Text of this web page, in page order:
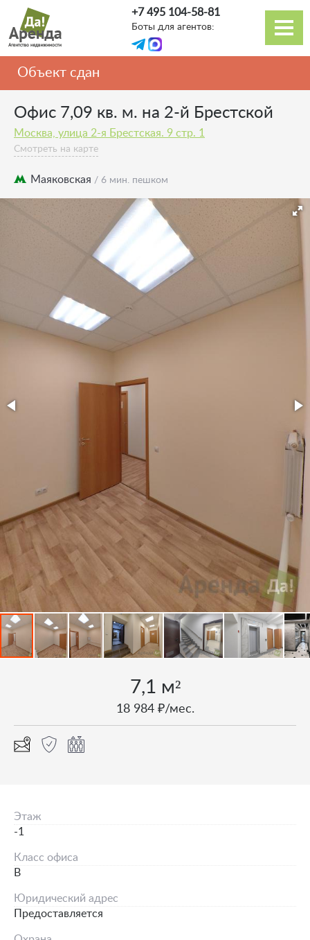
Перейти
основному
содержанию
Основная
навигация
+7 495 104-58-81
Боты для агентов:
Объект сдан
Офис 7,09 кв. м. на 2-й Брестской
Москва, улица 2-я Брестская. 9 стр. 1
Смотреть на карте
Маяковская / 6 мин. пешком
7,1 м²
18 984 ₽/мес.
Этаж
-1
Класс офиса
B
Юридический адрес
Предоставляется